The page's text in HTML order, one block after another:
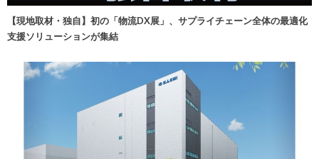
【現地取材・独自】初の「物流DX展」、サプライチェーン全体の最適化
支援ソリューションが集結